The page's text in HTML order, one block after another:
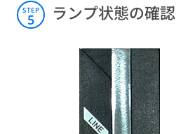
STEP
5 ランプ状態の確認